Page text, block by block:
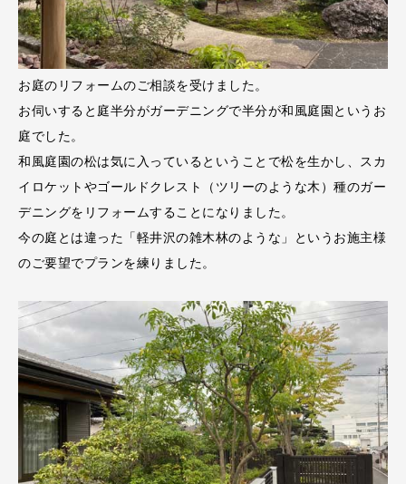
お庭のリフォームのご相談を受けました。
お伺いすると庭半分がガーデニングで半分が和風庭園というお
庭でした。
和風庭園の松は気に入っているということで松を生かし、スカ
イロケットやゴールドクレスト（ツリーのような木）種のガー
デニングをリフォームすることになりました。
今の庭とは違った「軽井沢の雑木林のような」というお施主様
のご要望でプランを練りました。